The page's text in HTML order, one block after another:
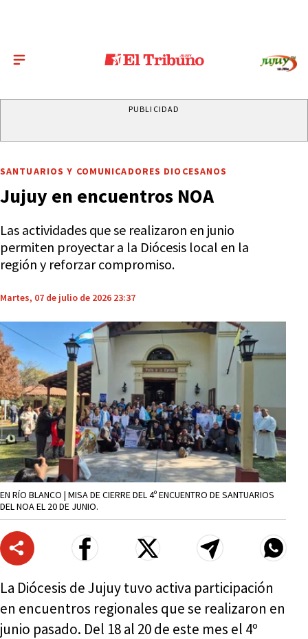
PUBLICIDAD
SANTUARIOS Y COMUNICADORES DIOCESANOS
Jujuy en encuentros NOA
Las actividades que se realizaron en junio
permiten proyectar a la Diócesis local en la
región y reforzar compromiso.
Martes, 07 de julio de 2026 23:37
EN RÍO BLANCO | MISA DE CIERRE DEL 4º ENCUENTRO DE SANTUARIOS
DEL NOA EL 20 DE JUNIO.
La Diócesis de Jujuy tuvo activa participación
en encuentros regionales que se realizaron en
junio pasado. Del 18 al 20 de este mes el 4º